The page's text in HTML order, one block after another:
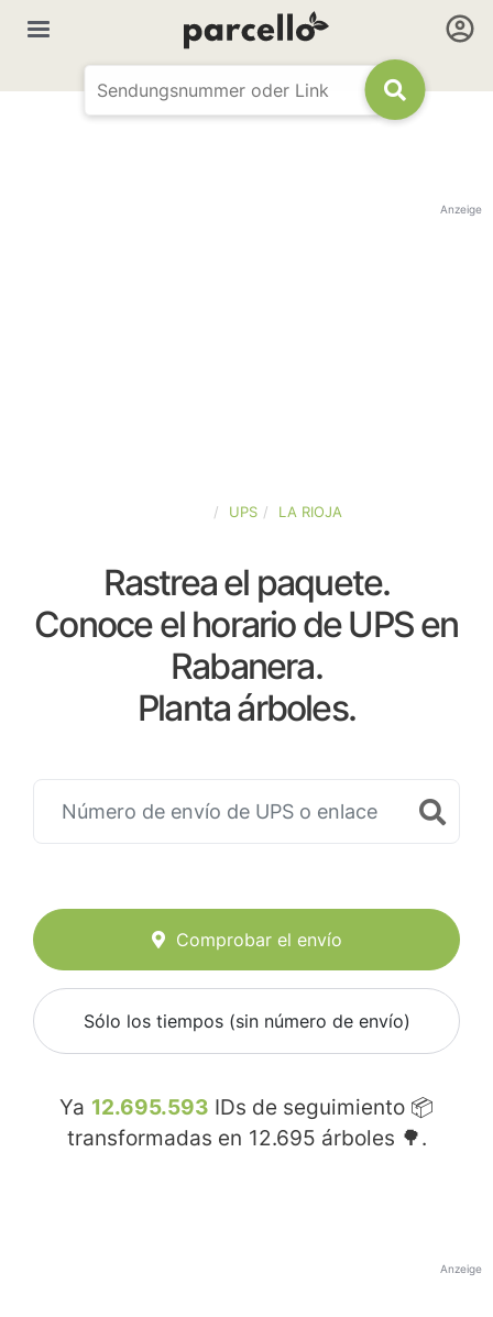
Anzeige
UPS LA RIOJA
Rastrea el paquete.
Conoce el horario de UPS en
Rabanera.
Planta árboles.
Comprobar el envío
Sólo los tiempos (sin número de envío)
Ya 12.695.593 IDs de seguimiento 📦
transformadas en 12.695 árboles 🌳.
Anzeige